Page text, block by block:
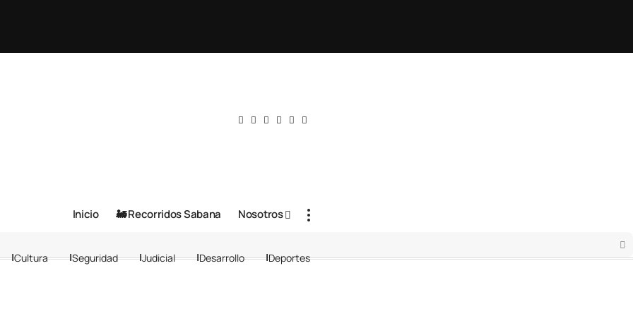
Inicio 🚂 Recorridos Sabana Nosotros
Cultura Seguridad Judicial Desarrollo Deportes